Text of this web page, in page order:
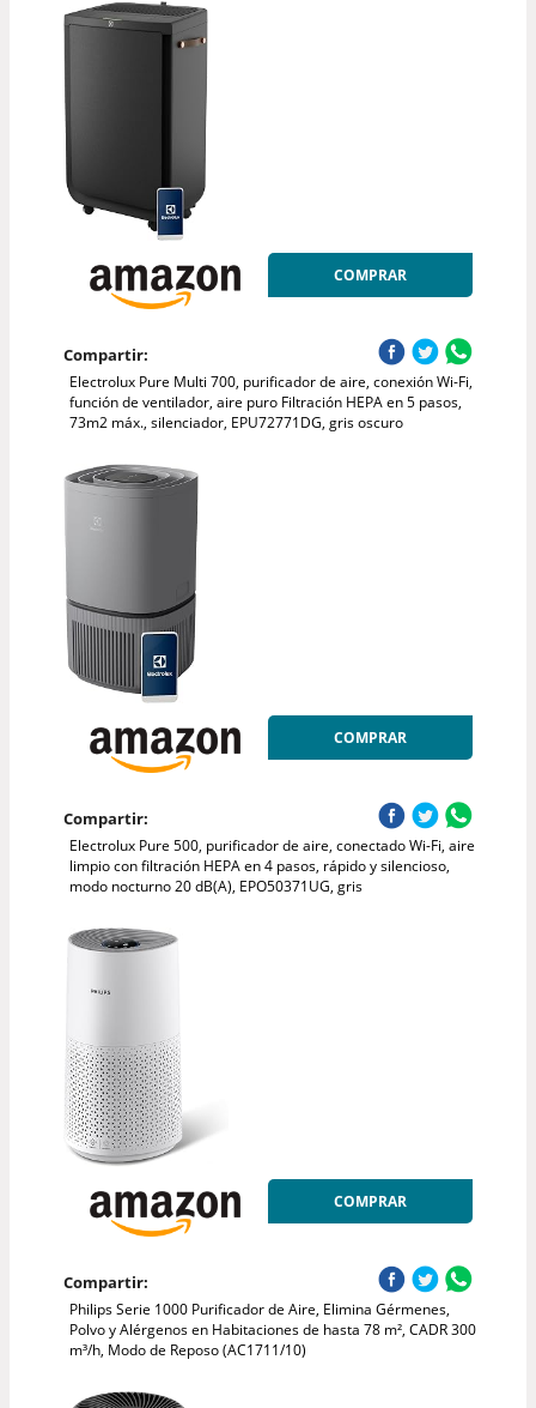
COMPRAR
Compartir:
Electrolux Pure Multi 700, purificador de aire, conexión Wi-Fi,
función de ventilador, aire puro Filtración HEPA en 5 pasos,
73m2 máx., silenciador, EPU72771DG, gris oscuro
COMPRAR
Compartir:
Electrolux Pure 500, purificador de aire, conectado Wi-Fi, aire
limpio con filtración HEPA en 4 pasos, rápido y silencioso,
modo nocturno 20 dB(A), EPO50371UG, gris
COMPRAR
Compartir:
Philips Serie 1000 Purificador de Aire, Elimina Gérmenes,
Polvo y Alérgenos en Habitaciones de hasta 78 m², CADR 300
m³/h, Modo de Reposo (AC1711/10)